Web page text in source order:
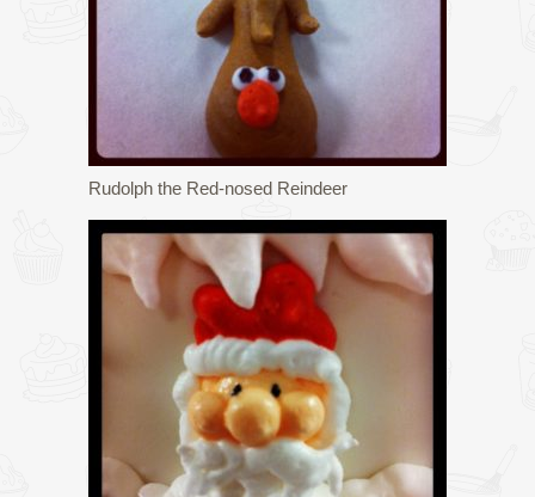
Rudolph the Red-nosed Reindeer